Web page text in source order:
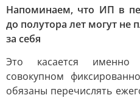
Напоминаем, что ИП в
до полутора лет могут не
за себя
Это касается именно
совокупном
обязаны перечислять